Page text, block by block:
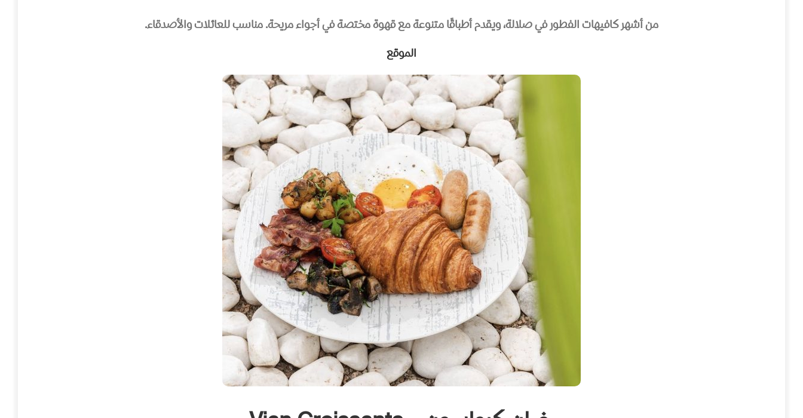
من أشهر كافيهات الفطور في صلالة، ويقدم أطباقًا متنوعة مع قهوة مختصة في أجواء مريحة. مناسب للعائلات والأصدقاء.
الموقع